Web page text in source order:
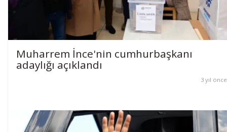
Muharrem İnce'nin cumhurbaşkanı
adaylığı açıklandı
3 yıl önce